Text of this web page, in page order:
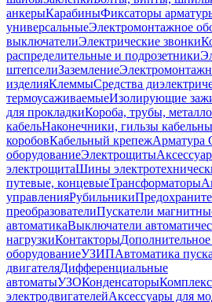
анкерыКарабиныФиксаторы
универсальныеЭлектромонтажное
выключателиЭлектрические звонки
распределительные и подрозетники
штепселиЗаземление
изделияКлеммыСредства
термоусаживаемыеИзолирующие
для прокладкиКороба, трубы,
кабельНаконечники, гильзы
коробовКабельный крепеж
оборудованиеЭлектрощиты
электрощитаШины
путевые, концевыеТрансформаторы
управленияРубильники
преобразователиПускатели
автоматикаВыключатели
нагрузкиКонтакторы
оборудованиеУЗИПАвтоматика пуска
двигателяДифференциальные
автоматыУЗОКонденсаторы
электродвигателейАксессуары для